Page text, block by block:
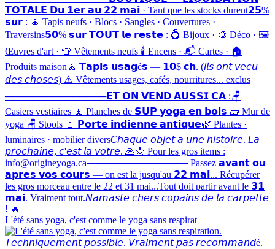
L'été sans yoga, c'est comme le yoga sans respirat